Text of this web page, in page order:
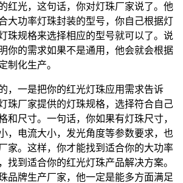
红光，这句话，你对灯珠厂家说了。他
大功率灯珠封装的型号，你自己根据灯
珠规格来选择相应的型号就可以了。说
你的需求如果不是通用，他会就会根据
制化生产。
，一是把你的红光灯珠应用需求告诉
珠厂家提供的灯珠规格，选择符合自己
和尺寸。一句话，你如果有灯珠尺寸，
，电流大小，发光角度等参数要求，也
家。这样，你才能找到适合你的大功率
找到适合你的红光灯珠产品解决方案。
品牌生产厂家，他一定是能多方面满足